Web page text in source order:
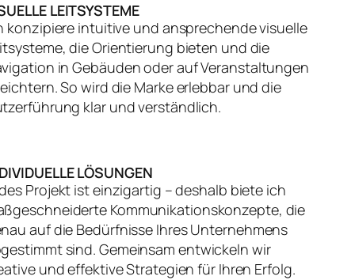
LEITSYSTEME
konzipiere intuitive und ansprechende visuelle
die Orientierung bieten und die
in Gebäuden oder auf Veranstaltungen
So wird die Marke erlebbar und die
klar und verständlich.
LÖSUNGEN
Projekt ist einzigartig – deshalb biete ich
Kommunikationskonzepte, die
auf die Bedürfnisse Ihres Unternehmens
sind. Gemeinsam entwickeln wir
und effektive Strategien für Ihren Erfolg.